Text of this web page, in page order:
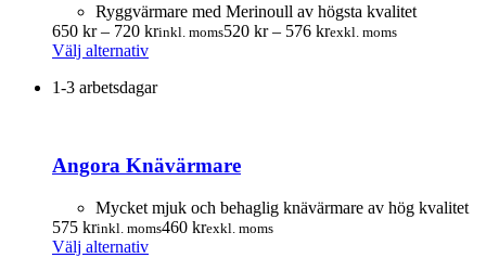
Ryggvärmare med Merinoull av högsta kvalitet
650 kr – 720 krPrisintervall:
720.00 kr
inkl. moms520 kr – 576 krPrisintervall:
exkl. moms
Välj alternativDen
produkten
De
alternativen
kan
väljas
1-3 arbetsdagar
Angora Knävärmare
Mycket mjuk och behaglig knävärmare av hög kvalitet
575 krinkl. moms460 krexkl. moms
Välj alternativDen